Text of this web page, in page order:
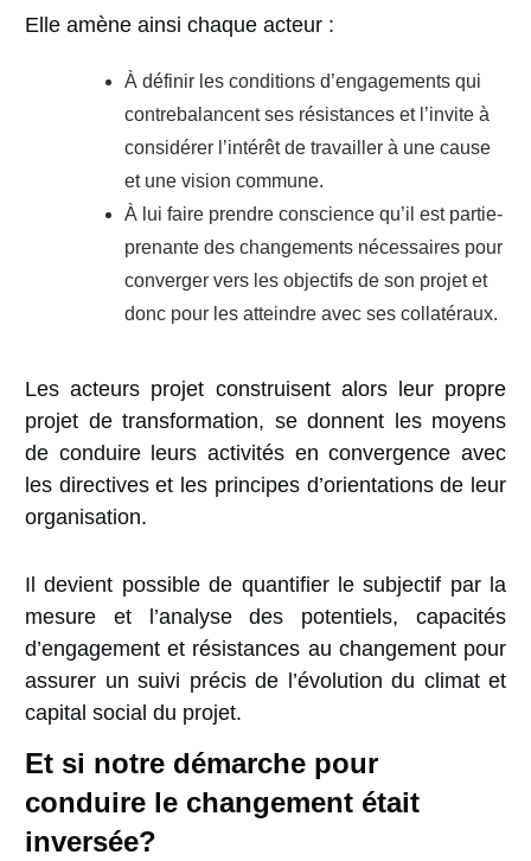
Elle amène ainsi chaque acteur :
À définir les conditions d’engagements qui
contrebalancent ses résistances et l’invite à
considérer l’intérêt de travailler à une cause
et une vision commune.
À lui faire prendre conscience qu’il est partie-
prenante des changements nécessaires pour
converger vers les objectifs de son projet et
donc pour les atteindre avec ses collatéraux.
Les acteurs projet construisent alors leur propre
projet de transformation, se donnent les moyens
de conduire leurs activités en convergence avec
les directives et les principes d’orientations de leur
organisation.
Il devient possible de quantifier le subjectif par la
mesure et l’analyse des potentiels, capacités
d’engagement et résistances au changement pour
assurer un suivi précis de l’évolution du climat et
capital social du projet.
Et si notre démarche pour
conduire le changement était
inversée?